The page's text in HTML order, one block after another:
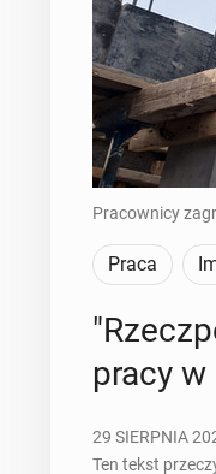
Pracownicy
Praca
pracy
29 SIERPNIA
Ten tekst